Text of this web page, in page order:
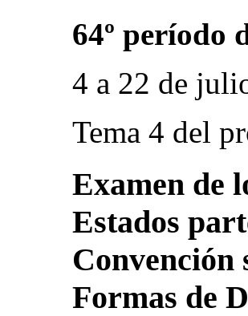
64º período
4 a 22 de
Tema 4 del
Examen de
Estados
Convención
Formas de